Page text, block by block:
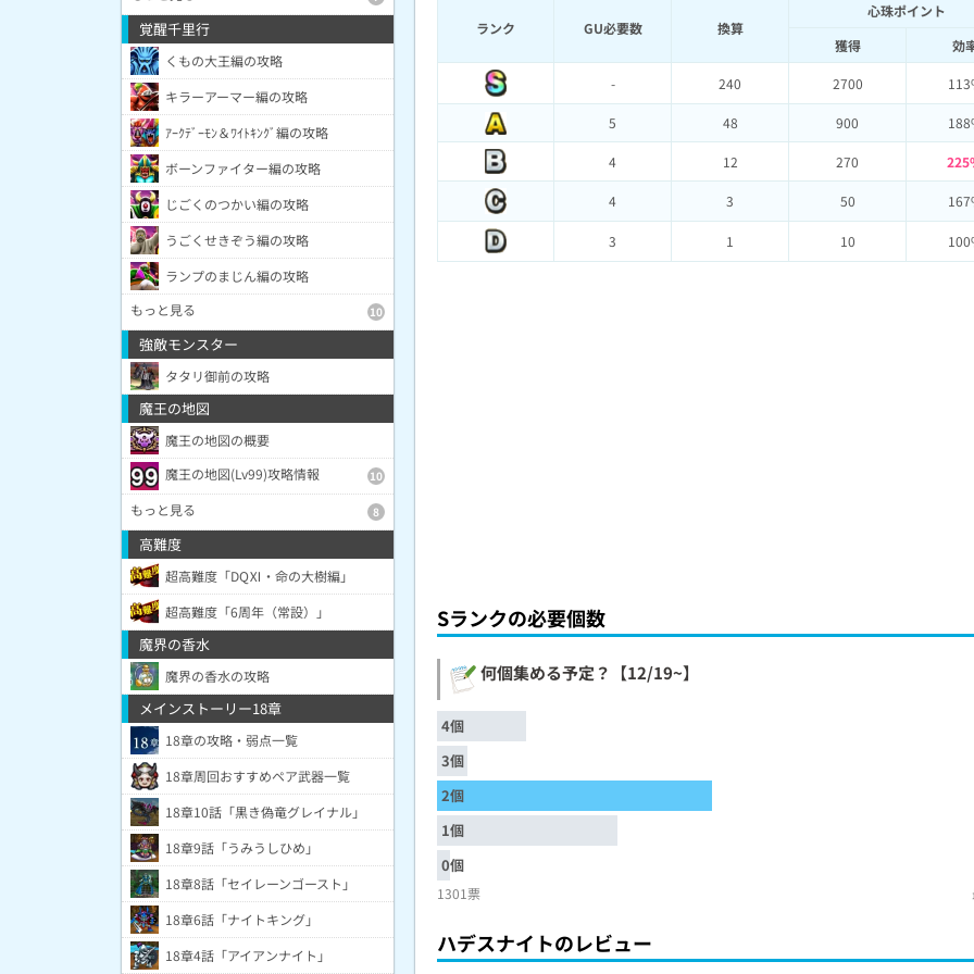
ランク GU必要数 換算
心珠ポイント
獲得
効
- 240 2700
5 48 900
4 12 270
4 3 50
3 1 10
Sランクの必要個数
何個集める予定？【12/19~】
4個
3個
2個
1個
0個
1301票
ハデスナイトのレビュー
覚醒千里行
くもの大王編の攻略
キラーアーマー編の攻略
ｱｰｸﾃﾞｰﾓﾝ＆ﾜｲﾄｷﾝｸﾞ編の攻略
ボーンファイター編の攻略
じごくのつかい編の攻略
うごくせきぞう編の攻略
ランプのまじん編の攻略
もっと見る
10
強敵モンスター
タタリ御前の攻略
魔王の地図
魔王の地図の概要
魔王の地図(Lv99)攻略情報
10
もっと見る 8
高難度
超高難度「DQⅪ・命の大樹編」
超高難度「6周年（常設）」
魔界の香水
魔界の香水の攻略
メインストーリー18章
18章の攻略・弱点一覧
18章周回おすすめペア武器一覧
18章10話「黒き偽竜グレイナル」
18章9話「うみうしひめ」
18章8話「セイレーンゴースト」
18章6話「ナイトキング」
18章4話「アイアンナイト」